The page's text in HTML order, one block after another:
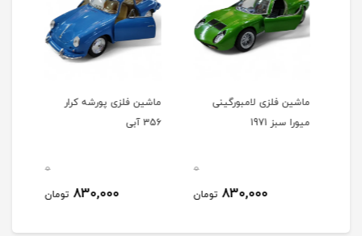
ماشین فلزی لامبورگینی
میورا سبز 1971
0
830,000 تومان
ماشین فلزی پورشه کرار
356 آبی
0
830,000 تومان